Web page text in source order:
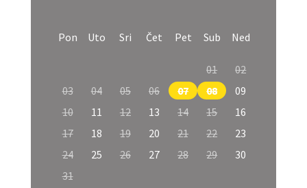
Pon Uto Sri Čet Pet Sub Ned
01
02
03
04 05 06 07 08
09
10
11 12 13 14 15
16
17
18 19 20 21 22
23
24
25 26 27 28 29
30
31